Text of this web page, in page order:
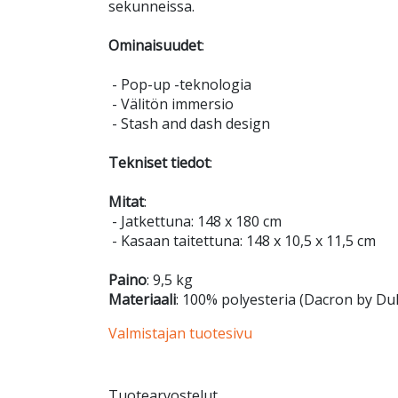
sekunneissa.
Ominaisuudet:
- Pop-up -teknologia
- Välitön immersio
- Stash and dash design
Tekniset tiedot:
Mitat:
- Jatkettuna: 148 x 180 cm
- Kasaan taitettuna: 148 x 10,5 x 11,5 cm
Paino: 9,5 kg
Materiaali: 100% polyesteria (Dacron by
Valmistajan tuotesivu